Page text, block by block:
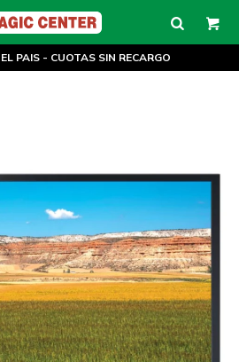
PAIS - CUOTAS SIN RECARGO